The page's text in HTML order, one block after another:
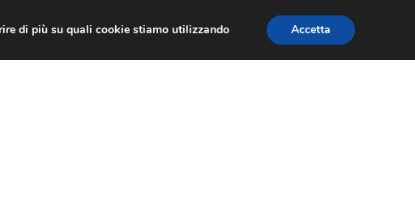
di più su quali cookie stiamo utilizzando
Accetta